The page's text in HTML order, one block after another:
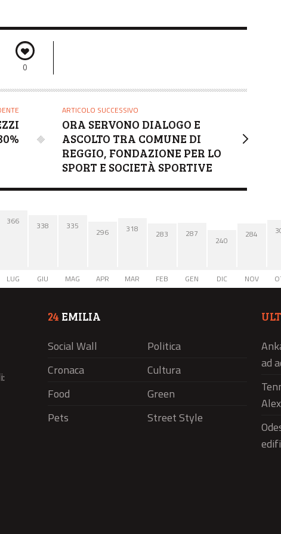
0
ARTICOLO SUCCESSIVO
ORA SERVONO DIALOGO E
ASCOLTO TRA COMUNE DI
REGGIO, FONDAZIONE PER LO
SPORT E SOCIETÀ SPORTIVE
366
LUG
338
GIU
335
MAG
296
APR
318
MAR
283
FEB
287
GEN
240
DIC
284
NOV
24 EMILIA
Social Wall
Politica
Cronaca
Cultura
Food
Green
Pets
Street Style
ad